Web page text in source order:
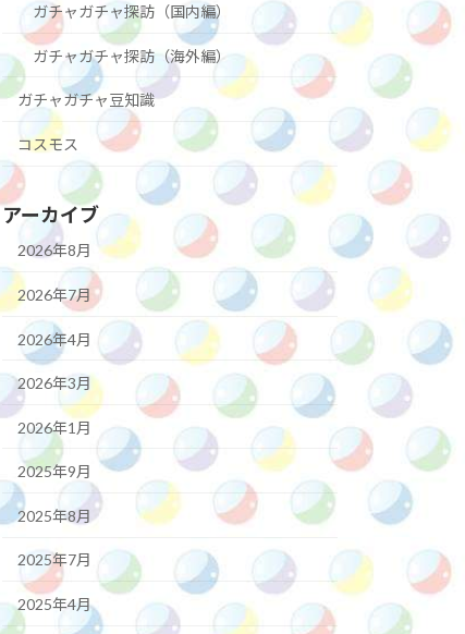
ガチャガチャ探訪（国内編）
ガチャガチャ探訪（海外編）
ガチャガチャ豆知識
コスモス
アーカイブ
2026年8月
2026年7月
2026年4月
2026年3月
2026年1月
2025年9月
2025年8月
2025年7月
2025年4月